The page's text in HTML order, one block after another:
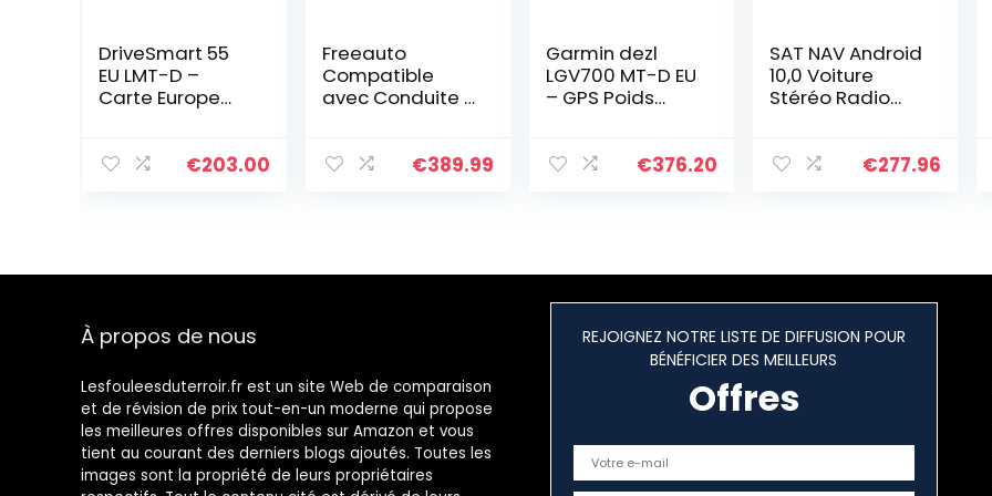
DriveSmart 55
EU LMT-D –
Carte Europe
info-trafic inclus
€203.00
Freeauto
Compatible
avec Conduite à
Autoradio€389.99
Garmin dezl
LGV700 MT-D EU
– GPS Poids
Europe 46 pays
€376.20
SAT NAV Android
10,0 Voiture
Stéréo Radio
2009 Navigation
€277.96
À propos de nous
Lesfouleesduterroir.fr est un site Web de comparaison
et de révision de prix tout-en-un moderne qui propose
les meilleures offres disponibles sur Amazon et vous
tient au courant des derniers blogs ajoutés. Toutes les
images sont la propriété de leurs propriétaires
REJOIGNEZ NOTRE LISTE DE DIFFUSION POUR
BÉNÉFICIER DES MEILLEURS
Offres